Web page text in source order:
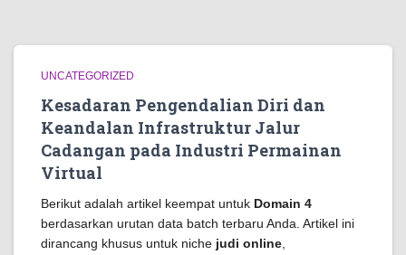
UNCATEGORIZED
Kesadaran Pengendalian Diri dan
Keandalan Infrastruktur Jalur
Cadangan pada Industri Permainan
Virtual
Berikut adalah artikel keempat untuk Domain 4
berdasarkan urutan data batch terbaru Anda. Artikel ini
dirancang khusus untuk niche judi online